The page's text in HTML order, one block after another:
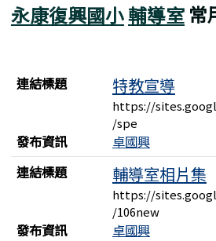
永康復興國小輔導室 常
連結列表
連結標題 特教宣導
https://
/spe
發布資訊
卓國興
連結標題
輔導室相片集
https://
/106new
發布資訊
卓國興